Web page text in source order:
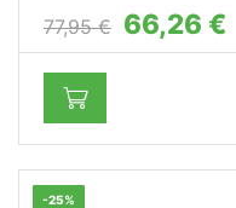
77,95 € 66,26 €
-25%